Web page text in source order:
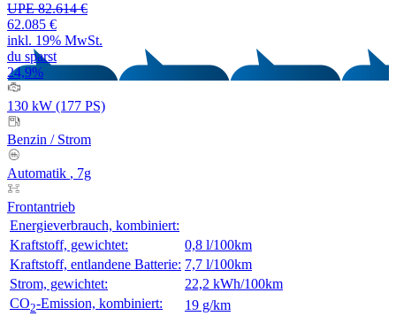
UPE 82.614 €
62.085 €
inkl. 19% MwSt.
du sparst
24,9%
130 kW (177 PS)
Benzin / Strom
Automatik , 7g
Frontantrieb
Energieverbrauch, kombiniert:
Kraftstoff, gewichtet:
0,8 l/100km
Kraftstoff, entlandene Batterie: 7,7 l/100km
Strom, gewichtet:
22,2 kWh/100km
CO2-Emission, kombiniert:
19 g/km